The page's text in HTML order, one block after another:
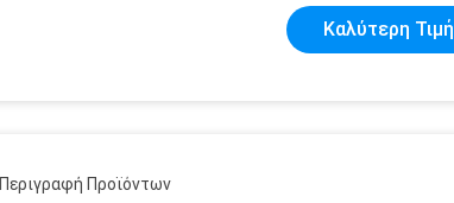
Καλύτερη Τιμή
Περιγραφή Προϊόντων